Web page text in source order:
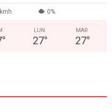
0%
°
LUN
27°
MAR
27°